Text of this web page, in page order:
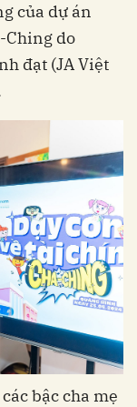
của dự án
Ching do
đạt (JA Việt
bậc cha mẹ